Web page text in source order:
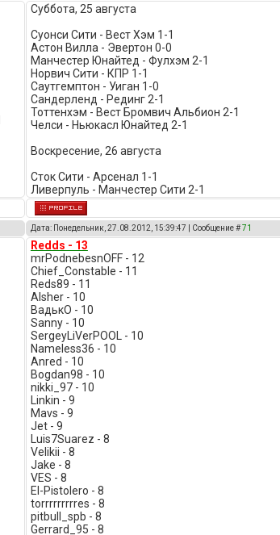
Суббота, 25 августа
Суонси Сити - Вест Хэм 1-1
Астон Вилла - Эвертон 0-0
Манчестер Юнайтед - Фулхэм 2-1
Норвич Сити - КПР 1-1
Саутгемптон - Уиган 1-0
Сандерленд - Рединг 2-1
Тоттенхэм - Вест Бромвич Альбион 2-1
Челси - Ньюкасл Юнайтед 2-1
Воскресение, 26 августа
Сток Сити - Арсенал 1-1
Ливерпуль - Манчестер Сити 2-1
Дата: Понедельник, 27.08.2012, 15:39:47 | Сообщение #71
Redds - 13
mrPodnebesnOFF - 12
Chief_Constable - 11
Reds89 - 11
Alsher - 10
ВадькО - 10
Sanny - 10
SergeyLiVerPOOL - 10
Nameless36 - 10
Anred - 10
Bogdan98 - 10
nikki_97 - 10
Linkin - 9
Mavs - 9
Jet - 9
Luis7Suarez - 8
Velikii - 8
Jake - 8
VES - 8
El-Pistolero - 8
torrrrrrrrres - 8
pitbull_spb - 8
Gerrard_95 - 8